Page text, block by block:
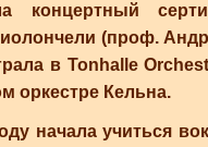
концертный
(проф.
в Tonhalle
оркестре Кельна.
начала учиться